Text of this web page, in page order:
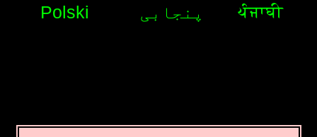
ਪੰਜਾਬੀ پنجابی Polski